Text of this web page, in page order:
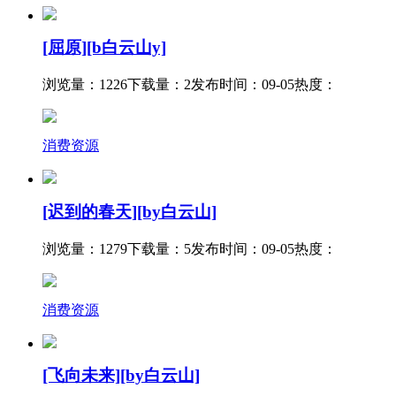
[屈原][b白云山y]
浏览量：1226下载量：2发布时间：09-05热度：
消费资源
[迟到的春天][by白云山]
浏览量：1279下载量：5发布时间：09-05热度：
消费资源
[飞向未来][by白云山]